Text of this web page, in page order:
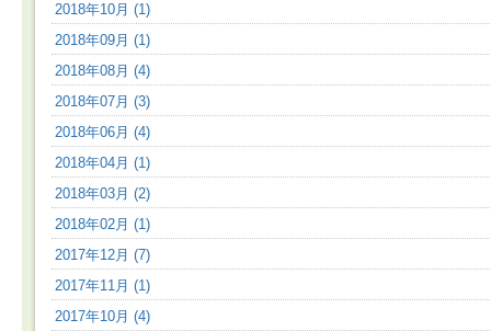
2018年10月 (1)
2018年09月 (1)
2018年08月 (4)
2018年07月 (3)
2018年06月 (4)
2018年04月 (1)
2018年03月 (2)
2018年02月 (1)
2017年12月 (7)
2017年11月 (1)
2017年10月 (4)